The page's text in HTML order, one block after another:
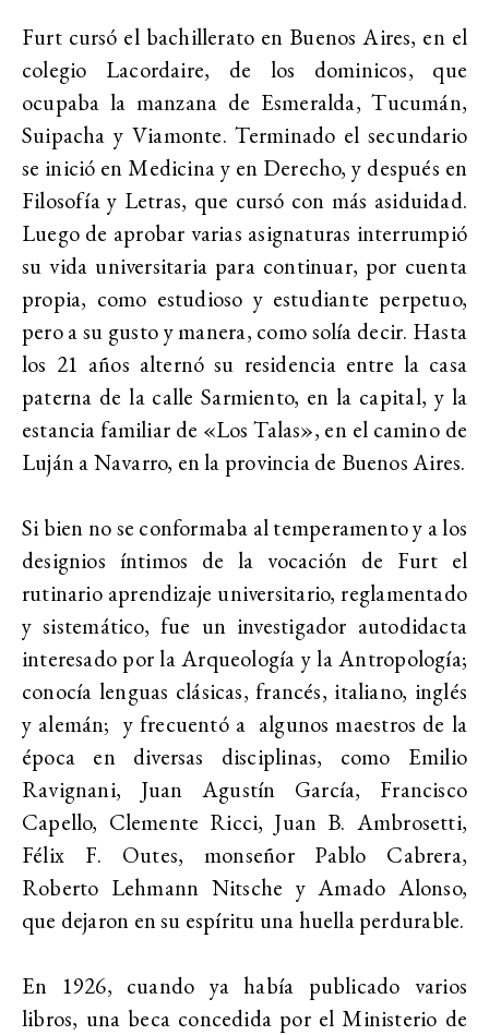
Furt cursó el bachillerato en Buenos Aires, en el
colegio Lacordaire, de los dominicos, que
ocupaba la manzana de Esmeralda, Tucumán,
Suipacha y Viamonte. Terminado el secundario
se inició en Medicina y en Derecho, y después en
Filosofía y Letras, que cursó con más asiduidad.
Luego de aprobar varias asignaturas interrumpió
su vida universitaria para continuar, por cuenta
propia, como estudioso y estudiante perpetuo,
pero a su gusto y manera, como solía decir. Hasta
los 21 años alternó su residencia entre la casa
paterna de la calle Sarmiento, en la capital, y la
estancia familiar de «Los Talas», en el camino de
Luján a Navarro, en la provincia de Buenos Aires.
Si bien no se conformaba al temperamento y a los
designios íntimos de la vocación de Furt el
rutinario aprendizaje universitario, reglamentado
y sistemático, fue un investigador autodidacta
interesado por la Arqueología y la Antropología;
conocía lenguas clásicas, francés, italiano, inglés
y alemán; y frecuentó a algunos maestros de la
época en diversas disciplinas, como Emilio
Ravignani, Juan Agustín García, Francisco
Capello, Clemente Ricci, Juan B. Ambrosetti,
Félix F. Outes, monseñor Pablo Cabrera,
Roberto Lehmann Nitsche y Amado Alonso,
que dejaron en su espíritu una huella perdurable.
En 1926, cuando ya había publicado varios
libros, una beca concedida por el Ministerio de